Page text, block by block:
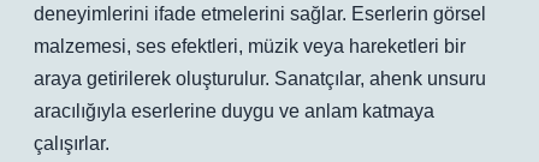
deneyimlerini ifade etmelerini sağlar. Eserlerin görsel
malzemesi, ses efektleri, müzik veya hareketleri bir
araya getirilerek oluşturulur. Sanatçılar, ahenk unsuru
aracılığıyla eserlerine duygu ve anlam katmaya
çalışırlar.